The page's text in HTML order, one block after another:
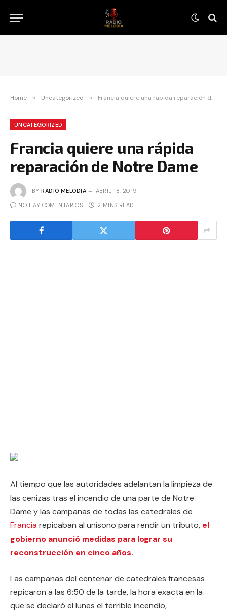
Home » Uncategorized » Francia quiere una rápida reparación de Notre Dame
UNCATEGORIZED
Francia quiere una rápida
reparación de Notre Dame
BY RADIO MELODIA ABRIL 18, 2019
NO HAY COMENTARIOS 2 MINS READ
Al tiempo que las autoridades adelantan la limpieza de
las cenizas tras el incendio de una parte de Notre
Dame y las campanas de todas las catedrales de
Francia repicaban al unísono para rendir un tributo, el
gobierno anunció medidas para lograr su
reconstrucción en cinco años.
Las campanas del centenar de catedrales francesas
repicaron a las 6:50 de la tarde, la hora exacta en la
que se declaró el lunes el terrible incendio,